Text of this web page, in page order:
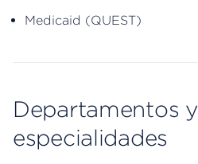
Medicaid (QUEST)
Departamentos y
especialidades